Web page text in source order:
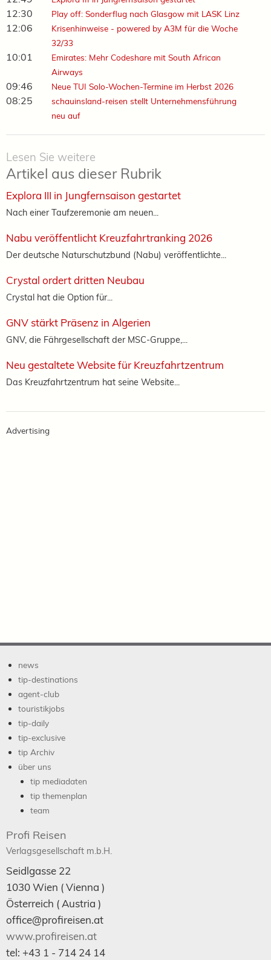
12:30 Play off: Sonderflug nach Glasgow mit LASK Linz
12:06
Krisenhinweise - powered by A3M für die Woche
32/33
10:01
Emirates: Mehr Codeshare mit South African
Airways
09:46 Neue TUI Solo-Wochen-Termine im Herbst 2026
08:25
schauinsland-reisen stellt Unternehmensführung
neu auf
Lesen Sie weitere
Artikel aus dieser Rubrik
Explora III in Jungfernsaison gestartet
Nach einer Taufzeremonie am neuen...
Nabu veröffentlicht Kreuzfahrtranking 2026
Der deutsche Naturschutzbund (Nabu) veröffentlichte...
Crystal ordert dritten Neubau
Crystal hat die Option für...
GNV stärkt Präsenz in Algerien
GNV, die Fährgesellschaft der MSC-Gruppe,...
Neu gestaltete Website für Kreuzfahrtzentrum
Das Kreuzfahrtzentrum hat seine Website...
Advertising
news
tip-destinations
agent-club
touristikjobs
tip-daily
tip-exclusive
tip Archiv
über uns
tip mediadaten
tip themenplan
team
Profi Reisen
Verlagsgesellschaft m.b.H.
Seidlgasse 22
1030Wien ( Vienna )
Österreich ( Austria )
office@profireisen.at
www.profireisen.at
tel: +43 1 - 714 24 14